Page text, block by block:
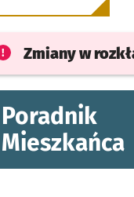
Zmiany w
Poradnik
Mieszkańca